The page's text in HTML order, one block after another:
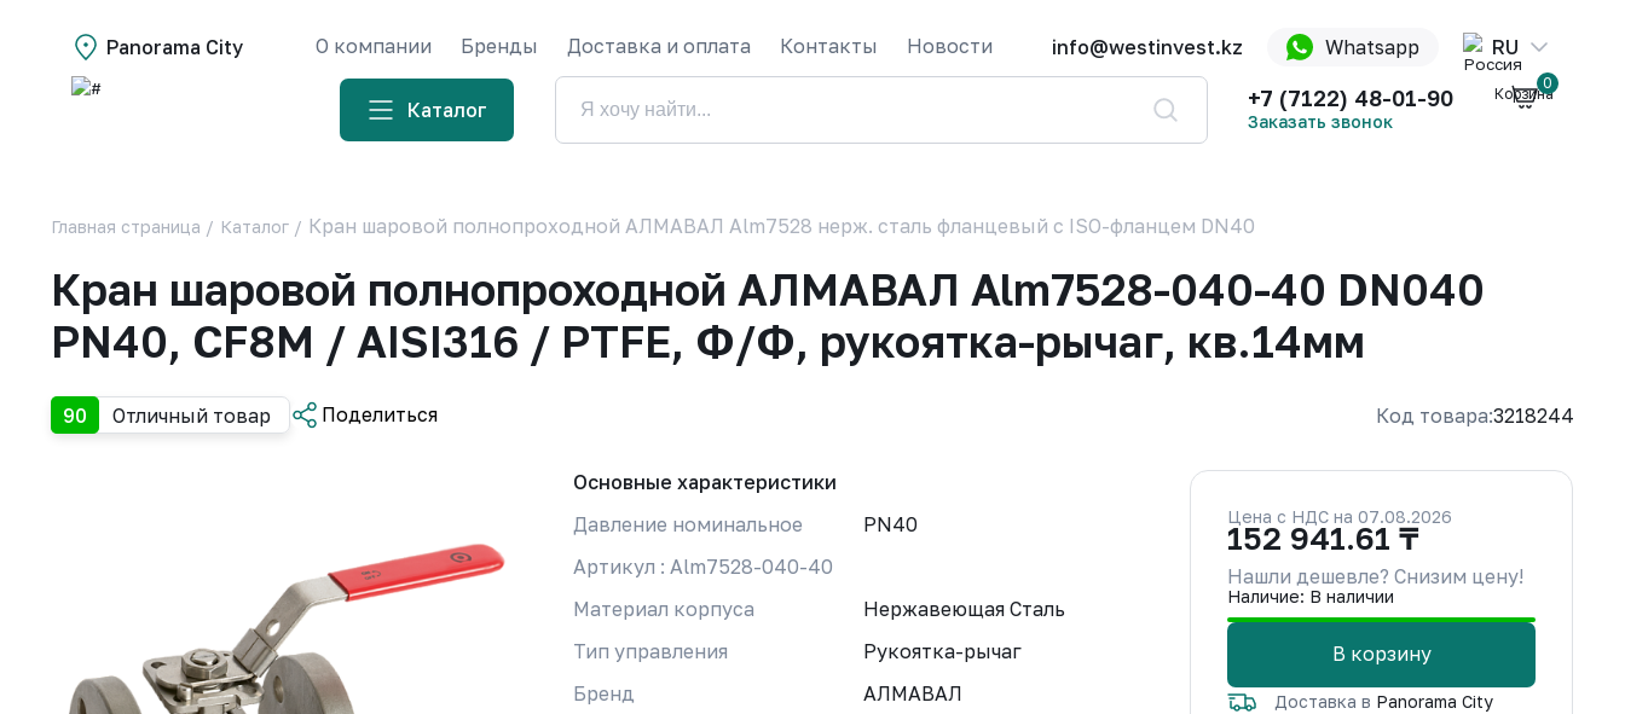
Panorama City О компании Бренды Доставка и оплата Контакты Новости info@westinvest.kz Whatsapp RU
Каталог +7 (7122) 48-01-90
Заказать звонок
Корзина
0
Главная страница / Каталог / Кран шаровой полнопроходной АЛМАВАЛ Alm7528 нерж. сталь фланцевый с ISO-фланцем DN40
Кран шаровой полнопроходной АЛМАВАЛ Alm7528-040-40 DN040
PN40, CF8M / AISI316 / PTFE, Ф/Ф, рукоятка-рычаг, кв.14мм
90 Отличный товар Поделиться Код товара:3218244
Основные характеристики
Давление номинальное
PN40
Артикул : Alm7528-040-40
Материал корпуса
Нержавеющая Сталь
Тип управления
Рукоятка-рычаг
Бренд
АЛМАВАЛ
Цена с НДС на 07.08.2026
152 941.61 ₸
Нашли дешевле? Снизим цену!
Наличие: В наличии
В корзину
Доставка в Panorama City